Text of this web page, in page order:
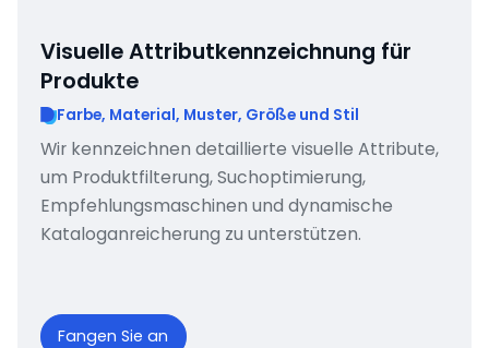
Visuelle Attributkennzeichnung für
Produkte
Farbe, Material, Muster, Größe und Stil
Wir kennzeichnen detaillierte visuelle Attribute,
um Produktfilterung, Suchoptimierung,
Empfehlungsmaschinen und dynamische
Kataloganreicherung zu unterstützen.
Fangen Sie an